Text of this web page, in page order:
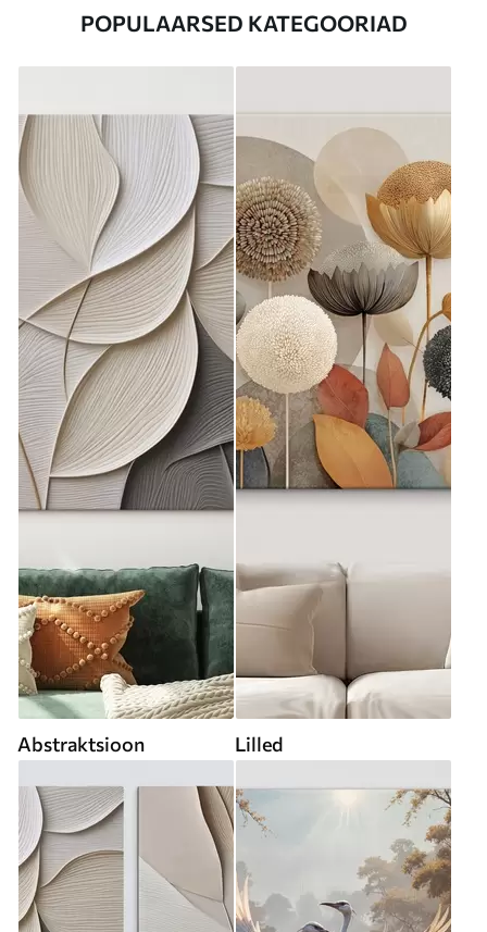
POPULAARSED KATEGOORIAD
Abstraktsioon Lilled